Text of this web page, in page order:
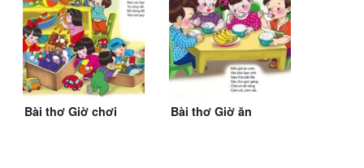
Bài thơ Giờ chơi Bài thơ Giờ ăn